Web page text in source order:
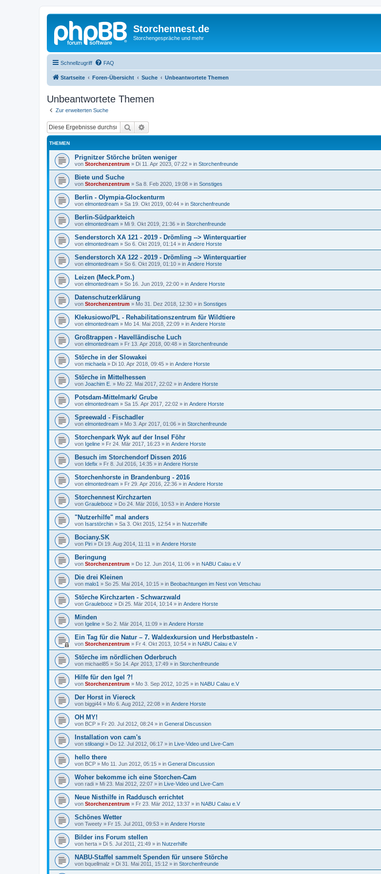
Storchennest.de
Storchengespräche und mehr
Schnellzugriff FAQ
Startseite Foren-Übersicht Suche Unbeantwortete Themen
Unbeantwortete Themen
Zur erweiterten Suche
Suche
THEMEN
Prignitzer Störche brüten weniger
von Storchenzentrum » Di 11. Apr 2023, 07:22 » in Storchenfreunde
Biete und Suche
von Storchenzentrum » Sa 8. Feb 2020, 19:08 » in Sonstiges
Berlin - Olympia-Glockenturm
von elmontedream » Sa 19. Okt 2019, 00:44 » in Storchenfreunde
Berlin-Südparkteich
von elmontedream » Mi 9. Okt 2019, 21:36 » in Storchenfreunde
Senderstorch XA 121 - 2019 - Drömling --> Winterquartier
von elmontedream » So 6. Okt 2019, 01:14 » in Andere Horste
Senderstorch XA 122 - 2019 - Drömling --> Winterquartier
von elmontedream » So 6. Okt 2019, 01:10 » in Andere Horste
Leizen (Meck.Pom.)
von elmontedream » So 16. Jun 2019, 22:00 » in Andere Horste
Datenschutzerklärung
von Storchenzentrum » Mo 31. Dez 2018, 12:30 » in Sonstiges
Klekusiowo/PL - Rehabilitationszentrum für Wildtiere
von elmontedream » Mo 14. Mai 2018, 22:09 » in Andere Horste
Großtrappen - Havelländische Luch
von elmontedream » Fr 13. Apr 2018, 00:48 » in Storchenfreunde
Störche in der Slowakei
von michaela » Di 10. Apr 2018, 09:45 » in Andere Horste
Störche in Mittelhessen
von Joachim E. » Mo 22. Mai 2017, 22:02 » in Andere Horste
Potsdam-Mittelmark/ Grube
von elmontedream » Sa 15. Apr 2017, 22:02 » in Andere Horste
Spreewald - Fischadler
von elmontedream » Mo 3. Apr 2017, 01:06 » in Storchenfreunde
Storchenpark Wyk auf der Insel Föhr
von Igeline » Fr 24. Mär 2017, 16:23 » in Andere Horste
Besuch im Storchendorf Dissen 2016
von Idefix » Fr 8. Jul 2016, 14:35 » in Andere Horste
Storchenhorste in Brandenburg - 2016
von elmontedream » Fr 29. Apr 2016, 22:36 » in Andere Horste
Storchennest Kirchzarten
von Graulebooz » Do 24. Mär 2016, 10:53 » in Andere Horste
"Nutzerhilfe" mal anders
von Isarstörchin » Sa 3. Okt 2015, 12:54 » in Nutzerhilfe
Bociany.SK
von Piri » Di 19. Aug 2014, 11:11 » in Andere Horste
Beringung
von Storchenzentrum » Do 12. Jun 2014, 11:06 » in NABU Calau e.V
Die drei Kleinen
von malo1 » So 25. Mai 2014, 10:15 » in Beobachtungen im Nest von Vetschau
Störche Kirchzarten - Schwarzwald
von Graulebooz » Di 25. Mär 2014, 10:14 » in Andere Horste
Minden
von Igeline » So 2. Mär 2014, 11:09 » in Andere Horste
Ein Tag für die Natur – 7. Waldexkursion und Herbstbasteln -
von Storchenzentrum » Fr 4. Okt 2013, 10:54 » in NABU Calau e.V
Störche im nördlichen Oderbruch
von michael85 » So 14. Apr 2013, 17:49 » in Storchenfreunde
Hilfe für den Igel ?!
von Storchenzentrum » Mo 3. Sep 2012, 10:25 » in NABU Calau e.V
Der Horst in Viereck
von biggi44 » Mo 6. Aug 2012, 22:08 » in Andere Horste
OH MY!
von BCP » Fr 20. Jul 2012, 08:24 » in General Discussion
Installation von cam's
von stiloangi » Do 12. Jul 2012, 06:17 » in Live-Video und Live-Cam
hello there
von BCP » Mo 11. Jun 2012, 05:15 » in General Discussion
Woher bekomme ich eine Storchen-Cam
von radi » Mi 23. Mai 2012, 22:07 » in Live-Video und Live-Cam
Neue Nisthilfe in Raddusch errichtet
von Storchenzentrum » Fr 23. Mär 2012, 13:37 » in NABU Calau e.V
Schönes Wetter
von Tweety » Fr 15. Jul 2011, 09:53 » in Andere Horste
Bilder ins Forum stellen
von herta » Di 5. Jul 2011, 21:49 » in Nutzerhilfe
NABU-Staffel sammelt Spenden für unsere Störche
von bquellmalz » Di 31. Mai 2011, 15:12 » in Storchenfreunde